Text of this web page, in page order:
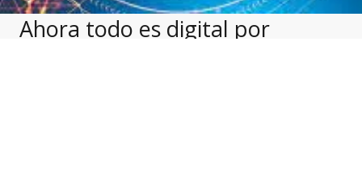
Ahora todo es digital por